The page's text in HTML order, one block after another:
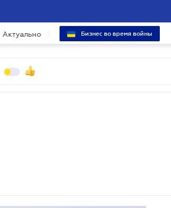
Актуально Бизнес во время войны